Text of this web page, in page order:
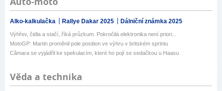
Alko-kalkulačka Rallye Dakar 2025 Dálniční známka 2025
Výhřev, čidla a stačí, říká průzkum. Pokročilá elektronika není priori...
MotoGP: Martin proměnil pole position ve výhru v britském sprintu
Câmara se vyjádřil ke spekulacím, které ho pojí se sedačkou u Haasu
Věda a technika